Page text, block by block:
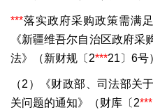
***落实政府采购政策需满
《新疆维吾尔自治区政府
法》（新财规〔2***21〕6号
（2）《财政部、司法部关
关问题的通知》（财库〔2***